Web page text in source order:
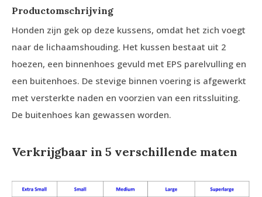
Productomschrijving
Honden zijn gek op deze kussens, omdat het zich voegt
naar de lichaamshouding. Het kussen bestaat uit 2
hoezen, een binnenhoes gevuld met EPS parelvulling en
een buitenhoes. De stevige binnen voering is afgewerkt
met versterkte naden en voorzien van een ritssluiting.
De buitenhoes kan gewassen worden.
Verkrijgbaar in 5 verschillende maten